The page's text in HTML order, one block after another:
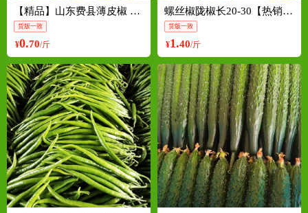
【精品】山东费县薄皮椒 砀椒三号15~20厘米全国走货
货版一致
¥0.70/斤
螺丝椒陇椒长20-30【热销中】欢迎咨
货版一致
¥1.40/斤